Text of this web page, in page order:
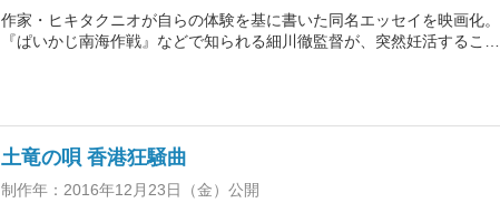
作家・ヒキタクニオが自らの体験を基に書いた同名エッセイを映画化。
『ぱいかじ南海作戦』などで知られる細川徹監督が、突然妊活すること
土竜の唄 香港狂騒曲
制作年：2016年12月23日（金）公開